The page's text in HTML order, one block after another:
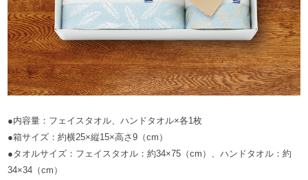
●内容量：フェイスタオル、ハンドタオル×各1枚
●箱サイズ：約横25×縦15×高さ9（cm）
●タオルサイズ：フェイスタオル：約34×75（cm）、ハンドタオル：約
34×34（cm）